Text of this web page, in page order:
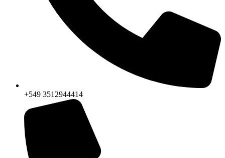
+549 3512944414